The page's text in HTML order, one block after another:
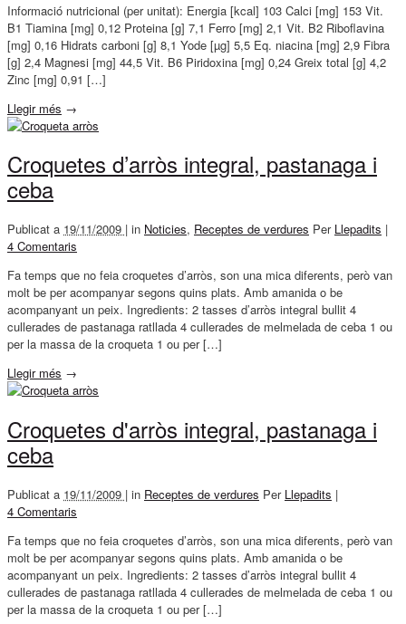
Informació nutricional (per unitat): Energia [kcal] 103 Calci [mg] 153 Vit.
B1 Tiamina [mg] 0,12 Proteina [g] 7,1 Ferro [mg] 2,1 Vit. B2 Riboflavina
[mg] 0,16 Hidrats carboni [g] 8,1 Yode [µg] 5,5 Eq. niacina [mg] 2,9 Fibra
[g] 2,4 Magnesi [mg] 44,5 Vit. B6 Piridoxina [mg] 0,24 Greix total [g] 4,2
Zinc [mg] 0,91 […]
Llegir més →
Croquetes d’arròs integral, pastanaga i
ceba
Publicat a 19/11/2009 | in Noticies, Receptes de verdures Per Llepadits |
4 Comentaris
Fa temps que no feia croquetes d’arròs, son una mica diferents, però van
molt be per acompanyar segons quins plats. Amb amanida o be
acompanyant un peix. Ingredients: 2 tasses d’arròs integral bullit 4
cullerades de pastanaga ratllada 4 cullerades de melmelada de ceba 1 ou
per la massa de la croqueta 1 ou per […]
Llegir més →
Croquetes d'arròs integral, pastanaga i
ceba
Publicat a 19/11/2009 | in Receptes de verdures Per Llepadits |
4 Comentaris
Fa temps que no feia croquetes d’arròs, son una mica diferents, però van
molt be per acompanyar segons quins plats. Amb amanida o be
acompanyant un peix. Ingredients: 2 tasses d’arròs integral bullit 4
cullerades de pastanaga ratllada 4 cullerades de melmelada de ceba 1 ou
per la massa de la croqueta 1 ou per […]